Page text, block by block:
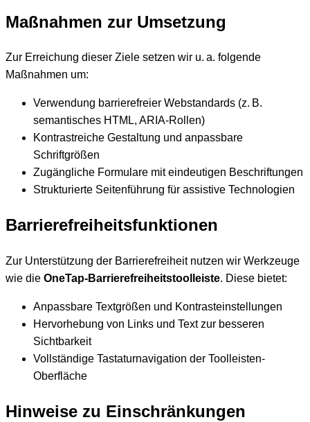
Maßnahmen zur Umsetzung
Zur Erreichung dieser Ziele setzen wir u. a. folgende
Maßnahmen um:
Verwendung barrierefreier Webstandards (z. B.
semantisches HTML, ARIA-Rollen)
Kontrastreiche Gestaltung und anpassbare
Schriftgrößen
Zugängliche Formulare mit eindeutigen Beschriftungen
Strukturierte Seitenführung für assistive Technologien
Barrierefreiheitsfunktionen
Zur Unterstützung der Barrierefreiheit nutzen wir Werkzeuge
wie die OneTap-Barrierefreiheitstoolleiste. Diese bietet:
Anpassbare Textgrößen und Kontrasteinstellungen
Hervorhebung von Links und Text zur besseren
Sichtbarkeit
Vollständige Tastaturnavigation der Toolleisten-
Oberfläche
Hinweise zu Einschränkungen